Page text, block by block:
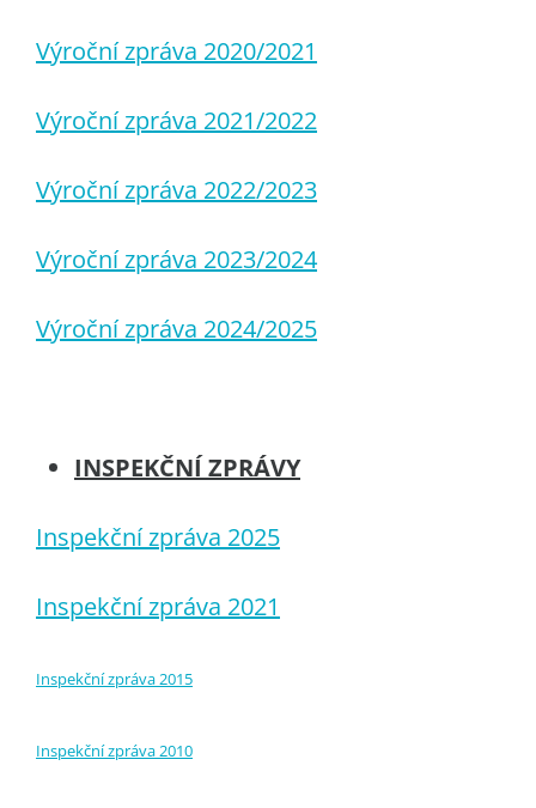
Výroční zpráva 2020/2021
Výroční zpráva 2021/2022
Výroční zpráva 2022/2023
Výroční zpráva 2023/2024
Výroční zpráva 2024/2025
INSPEKČNÍ ZPRÁVY
Inspekční zpráva 2025
Inspekční zpráva 2021
Inspekční zpráva 2015
Inspekční zpráva 2010